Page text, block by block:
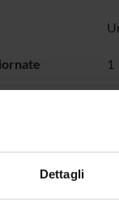
Dettagli
1